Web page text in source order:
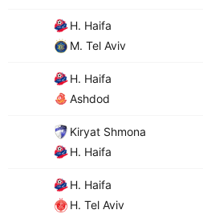
H. Haifa
M. Tel Aviv
H. Haifa
Ashdod
Kiryat Shmona
H. Haifa
H. Haifa
H. Tel Aviv